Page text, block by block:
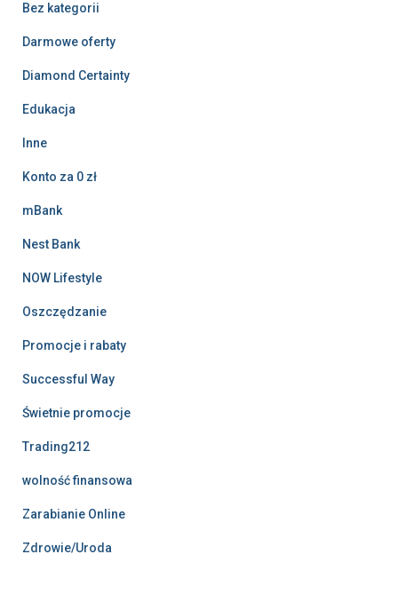
Bez kategorii
Darmowe oferty
Diamond Certainty
Edukacja
Inne
Konto za 0 zł
mBank
Nest Bank
NOW Lifestyle
Oszczędzanie
Promocje i rabaty
Successful Way
Świetnie promocje
Trading212
wolność finansowa
Zarabianie Online
Zdrowie/Uroda